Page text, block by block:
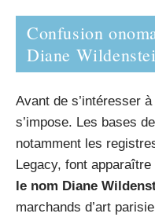
Confusion
Diane
Avant de s’intéresser
s’impose. Les bases
notamment les
Legacy, font apparaître
le nom Diane
marchands d’art